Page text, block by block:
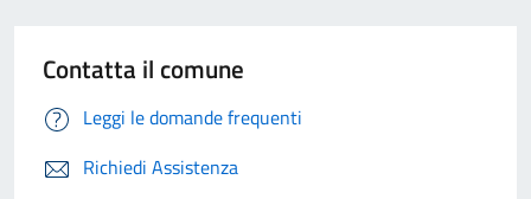
Contatta il comune
Leggi le domande frequenti
Richiedi Assistenza